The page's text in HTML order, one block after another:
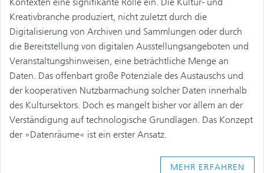
Kreativbranche produziert, nicht zuletzt durch die
Digitalisierung von Archiven und Sammlungen oder durch
die Bereitstellung von digitalen Ausstellungsangeboten und
Veranstaltungshinweisen, eine beträchtliche Menge an
Daten. Das offenbart große Potenziale des Austauschs und
der kooperativen Nutzbarmachung solcher Daten innerhalb
des Kultursektors. Doch es mangelt bisher vor allem an der
Verständigung auf technologische Grundlagen. Das Konzept
der »Datenräume« ist ein erster Ansatz.
MEHR ERFAHREN